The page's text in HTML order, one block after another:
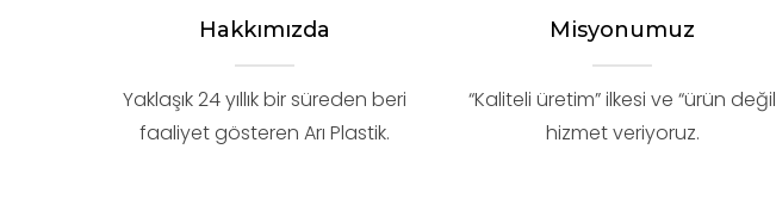
Hakkımızda
Yaklaşık 24 yıllık bir süreden beri
faaliyet gösteren Arı Plastik.
Misyonumuz
“Kaliteli üretim” ilkesi ve “ürün değil
hizmet veriyoruz.